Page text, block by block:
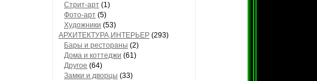
Стрит-арт (1)
Фото-арт (5)
Художники (53)
АРХИТЕКТУРА,ИНТЕРЬЕР (293)
Бары и рестораны (2)
Дома и коттеджи (61)
Другое (64)
Замки и дворцы (33)